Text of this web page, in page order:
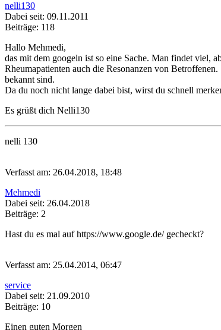
nelli130
Dabei seit: 09.11.2011
Beiträge: 118
Hallo Mehmedi,
das mit dem googeln ist so eine Sache. Man findet viel,
Rheumapatienten auch die Resonanzen von
bekannt sind.
Da du noch nicht lange dabei bist, wirst du schnell
Es grüßt dich Nelli130
nelli 130
Verfasst am: 26.04.2018, 18:48
Mehmedi
Dabei seit: 26.04.2018
Beiträge: 2
Hast du es mal auf https://www.google.de/ gecheckt?
Verfasst am: 25.04.2014, 06:47
service
Dabei seit: 21.09.2010
Beiträge: 10
Einen guten Morgen